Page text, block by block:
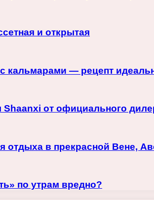
и открытая
кальмарами — рецепт
Shaanxi от официального
отдыха в прекрасной Вене,
по утрам вредно?